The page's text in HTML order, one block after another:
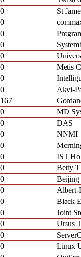
0
St
0
0
0
0
0
Metis
0
0
Akvi-
167
0
MD
0
DAS
0
NNMI
0
0
IST
0
Betty
0
Beijing
0
Albert-
0
Black
0
Joint
0
Ursus
0
0
Linux